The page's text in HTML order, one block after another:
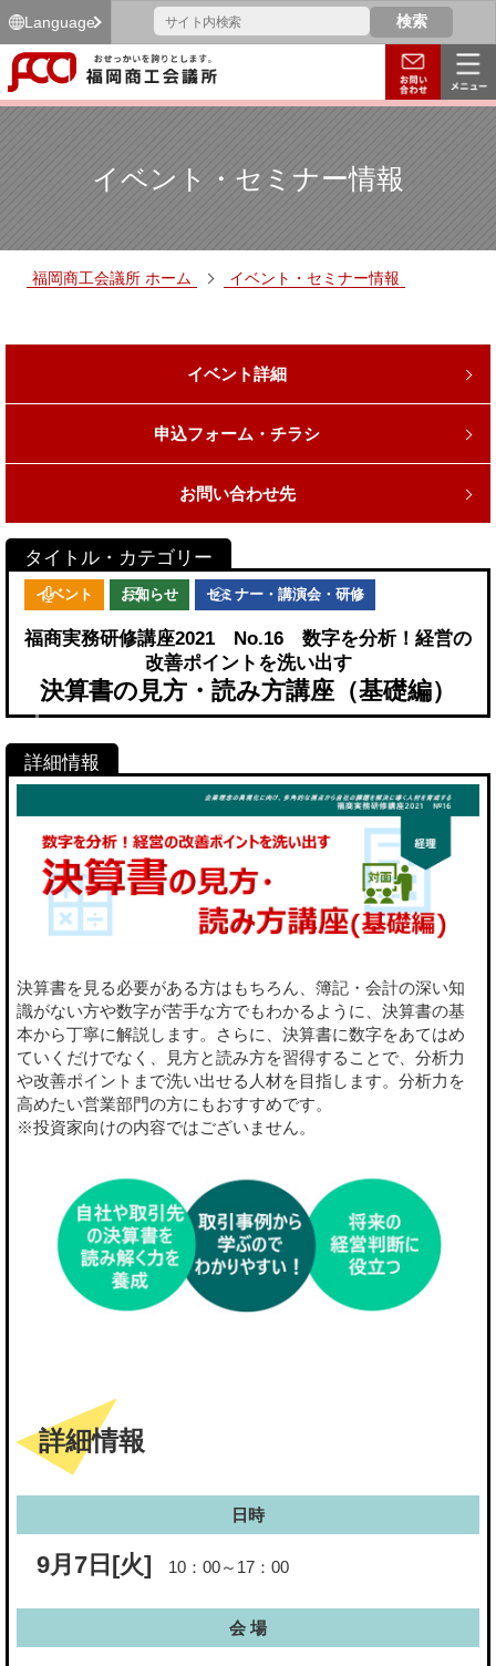
Language
イベント・セミナー情報
福岡商工会議所 ホーム イベント・セミナー情報
イベント詳細
申込フォーム・チラシ
お問い合わせ先
イベント お知らせ セミナー・講演会・研修
福商実務研修講座2021 No.16 数字を分析！経営の
改善ポイントを洗い出す
決算書の見方・読み方講座（基礎編）
決算書を見る必要がある方はもちろん、簿記・会計の深い知
識がない方や数字が苦手な方でもわかるように、決算書の基
本から丁寧に解説します。さらに、決算書に数字をあてはめ
ていくだけでなく、見方と読み方を習得することで、分析力
や改善ポイントまで洗い出せる人材を目指します。分析力を
高めたい営業部門の方にもおすすめです。
※投資家向けの内容ではございません。
詳細情報
日時
9月7日[火] 10：00～17：00
会 場